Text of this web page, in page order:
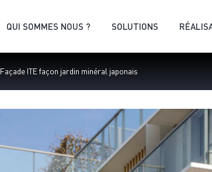
QUI SOMMES NOUS ? SOLUTIONS
Façade ITE façon jardin minéral japonais